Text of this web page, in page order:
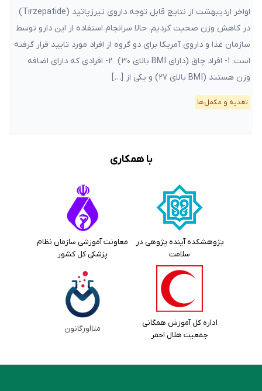
اواخر اردیبهشت از نتایج قابل توجه داروی تیرزپاتید (Tirzepatide)
در کاهش وزن صحبت کردیم. حالا سرانجام استفاده از این دارو توسط
سازمان غذا و داروی آمریکا برای دو گروه از افراد مورد تایید قرار گرفته
است: ۱- افراد چاق (دارای BMI بالای ۳۰) ۲- افرادی که دارای اضافه
وزن هستند (BMI بالای ۲۷) و یکی از […]
تغذیه و مکمل‌ها
با همکاری
پژوهشکده آینده پژوهی در
سلامت
معاونت آموزشی سازمان نظام
پزشکی کل کشور
اداره کل آموزش همگانی
جمعیت هلال احمر
متااورگانون